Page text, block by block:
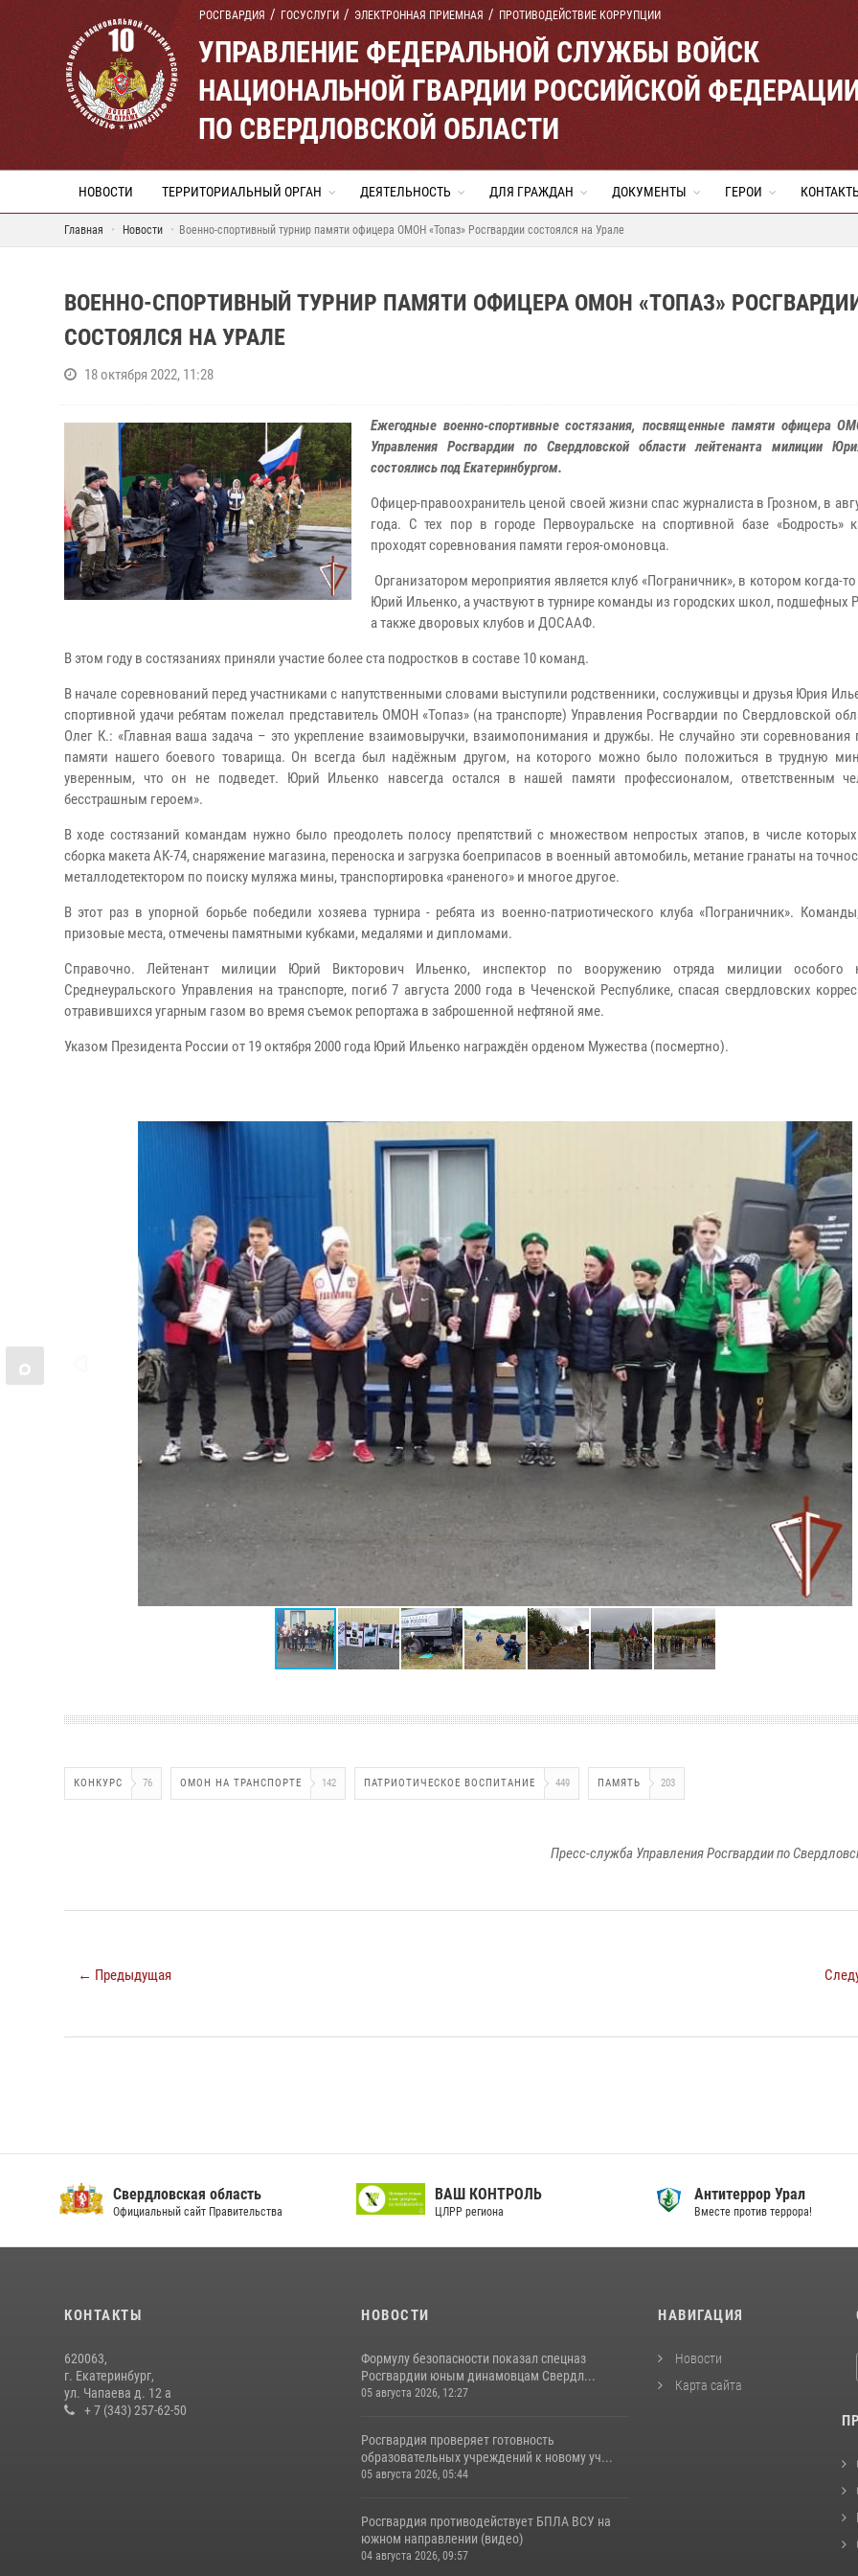
РОСГВАРДИЯ ГОСУСЛУГИ ЭЛЕКТРОННАЯ ПРИЕМНАЯ ПРОТИВОДЕЙСТВИЕ КОРРУПЦИИ
УПРАВЛЕНИЕ ФЕДЕРАЛЬНОЙ СЛУЖБЫ ВОЙСК
НАЦИОНАЛЬНОЙ ГВАРДИИ РОССИЙСКОЙ
ПО СВЕРДЛОВСКОЙ ОБЛАСТИ
НОВОСТИ ТЕРРИТОРИАЛЬНЫЙ ОРГАН ДЕЯТЕЛЬНОСТЬ ДЛЯ ГРАЖДАН ДОКУМЕНТЫ ГЕРОИ
Главная Новости Военно-спортивный турнир памяти офицера ОМОН «Топаз» Росгвардии состоялся на Урале
ВОЕННО-СПОРТИВНЫЙ ТУРНИР ПАМЯТИ ОФИЦЕРА ОМОН «ТОПАЗ»
СОСТОЯЛСЯ НА УРАЛЕ
18 октября 2022, 11:28
Ежегодные военно-спортивные состязания, посвященные памяти офицера
Управления Росгвардии по Свердловской области лейтенанта милиции
состоялись под Екатеринбургом.
Офицер-правоохранитель ценой своей жизни спас журналиста в Грозном, в
года. С тех пор в городе Первоуральске на спортивной базе «Бодрость»
проходят соревнования памяти героя-омоновца.
Организатором мероприятия является клуб «Пограничник», в котором когда-
Юрий Ильенко, а участвуют в турнире команды из городских школ, подшефных
а также дворовых клубов и ДОСААФ.
В этом году в состязаниях приняли участие более ста подростков в составе 10 команд.
В начале соревнований перед участниками с напутственными словами выступили родственники, сослуживцы и друзья Юрия
спортивной удачи ребятам пожелал представитель ОМОН «Топаз» (на транспорте) Управления Росгвардии по Свердловской
Олег К.: «Главная ваша задача – это укрепление взаимовыручки, взаимопонимания и дружбы. Не случайно эти
памяти нашего боевого товарища. Он всегда был надёжным другом, на которого можно было положиться в трудную
уверенным, что он не подведет. Юрий Ильенко навсегда остался в нашей памяти профессионалом, ответственным
бесстрашным героем».
В ходе состязаний командам нужно было преодолеть полосу препятствий с множеством непростых этапов, в числе
сборка макета АК-74, снаряжение магазина, переноска и загрузка боеприпасов в военный автомобиль, метание гранаты на
металлодетектором по поиску муляжа мины, транспортировка «раненого» и многое другое.
В этот раз в упорной борьбе победили хозяева турнира - ребята из военно-патриотического клуба «Пограничник».
призовые места, отмечены памятными кубками, медалями и дипломами.
Справочно. Лейтенант милиции Юрий Викторович Ильенко, инспектор по вооружению отряда милиции особого
Среднеуральского Управления на транспорте, погиб 7 августа 2000 года в Чеченской Республике, спасая свердловских
отравившихся угарным газом во время съемок репортажа в заброшенной нефтяной яме.
Указом Президента России от 19 октября 2000 года Юрий Ильенко награждён орденом Мужества (посмертно).
КОНКУРС 76 ОМОН НА ТРАНСПОРТЕ 142 ПАТРИОТИЧЕСКОЕ ВОСПИТАНИЕ 449 ПАМЯТЬ 203
Пресс-служба Управления Росгвардии по
← Предыдущая
Свердловская область
Официальный сайт Правительства
ВАШ КОНТРОЛЬ
ЦЛРР региона
Антитеррор Урал
Вместе против террора!
КОНТАКТЫ
620063,
г. Екатеринбург,
ул. Чапаева д. 12 а
+ 7 (343) 257-62-50
НОВОСТИ
Формулу безопасности показал спецназ
Росгвардии юным динамовцам Свердл...
05 августа 2026, 12:27
Росгвардия проверяет готовность
образовательных учреждений к новому уч...
05 августа 2026, 05:44
Росгвардия противодействует БПЛА ВСУ на
южном направлении (видео)
04 августа 2026, 09:57
НАВИГАЦИЯ
Новости
Карта сайта